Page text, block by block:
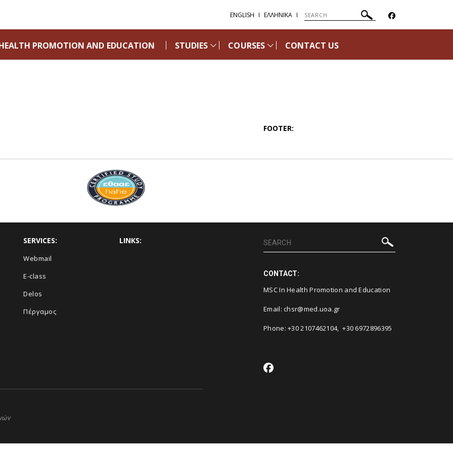
ENGLISH ΕΛΛΗΝΙΚΑ
PROMOTION AND EDUCATION STUDIES COURSES CONTACT US
FOOTER:
SERVICES:
Webmail
E-class
Delos
Πέργαμος
LINKS:
CONTACT:
MSC In Health Promotion and Education
Email: chsr@med.uoa.gr
Phone:+30 2107462104,+30 6972896395